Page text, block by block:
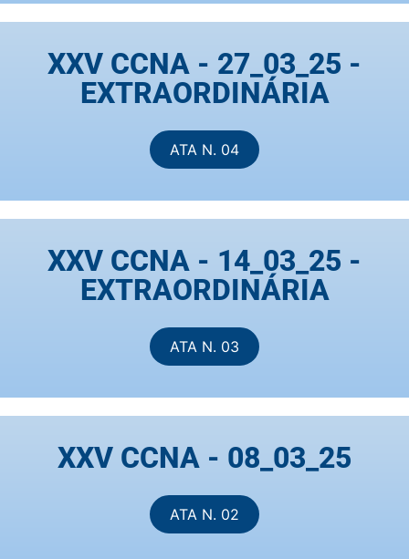
XXV CCNA - 27_03_25 -
EXTRAORDINÁRIA
ATA N. 04
XXV CCNA - 14_03_25 -
EXTRAORDINÁRIA
ATA N. 03
XXV CCNA - 08_03_25
ATA N. 02